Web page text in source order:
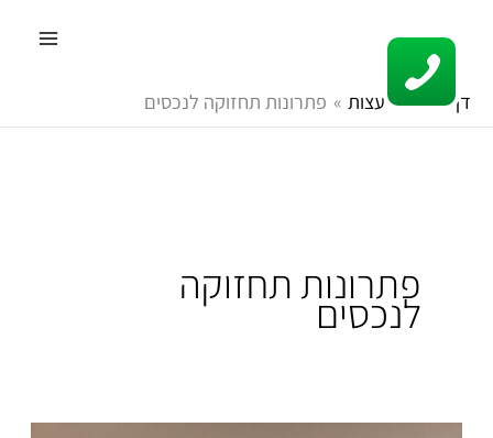
לתוכן
דף הבית עצות פתרונות תחזוקה לנכסים
פתרונות תחזוקה
לנכסים